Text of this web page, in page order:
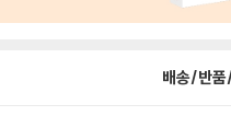
배송/반